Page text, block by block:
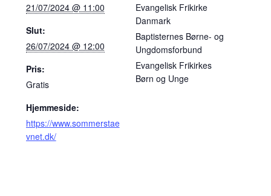
21/07/2024 @ 11:00
Slut:
26/07/2024 @ 12:00
Pris:
Gratis
Hjemmeside:
https://www.sommerstae
vnet.dk/
Evangelisk Frikirke
Danmark
Baptisternes Børne- og
Ungdomsforbund
Evangelisk Frikirkes
Børn og Unge